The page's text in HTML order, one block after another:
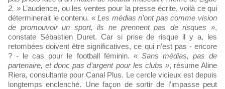
2. »L’audience, ou les ventes pour la presse écrite, voilà ce qui
déterminerait le contenu. « Les médias n’ont pas comme vision
de promouvoir un sport, ils ne prennent pas de risques »,
constate Sébastien Duret. Car si prise de risque il y a, les
retombées doivent être significatives, ce qui n’est pas - encore
? - le cas pour le football féminin. « Sans médias, pas de
partenaire, et donc pas d’argent pour les clubs », résume Aline
Riera, consultante pour Canal Plus. Le cercle vicieux est depuis
longtemps enclenché. Une façon de sortir de l’impasse peut